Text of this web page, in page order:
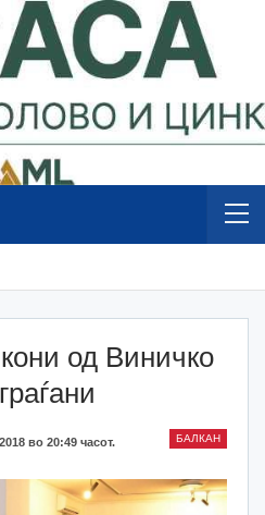
од Виничко
БАЛКАН
во 20:49 часот.